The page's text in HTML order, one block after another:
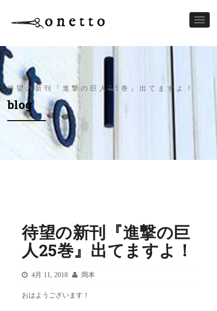
待望の新刊『進撃の巨人25巻』出てますよ！
blog
待望の新刊『進撃の巨
人25巻』出てますよ！
4月 11, 2018 岡本
おはようございます！